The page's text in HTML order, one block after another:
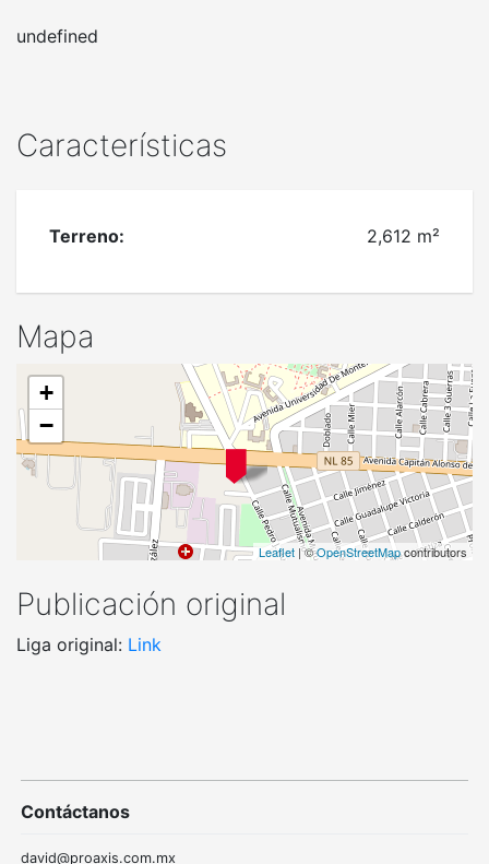
Características
Terreno: 2,612 m²
Mapa
+
−
Leaflet | ©OpenStreetMapcontributors
Publicación original
Liga original: Link
undefined
Contáctanos
david@proaxis.com.mx